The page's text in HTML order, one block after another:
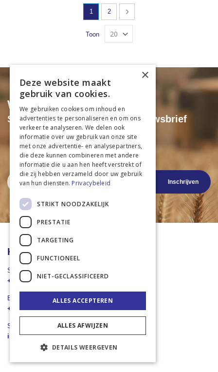
Pagina
U lees momenteel pagina
1 Pagina
2 Pagina
Volgende
Toon
Wil je niets missen?
Schrijf je dan in voor onze nieuwsbrief
Exclusieve acties & kortingen
Als eerste op de hoogte van aanbiedingen
Nieuwste productinformatie
Abonneer
u
op
onze
nieuwsbrief
Inschrijven
Klantenservice
Stuur een Whatsapp
+31 43 455 2665
Bel ons direct
+31 43 455 2665
Stuur een e-mail
info@landbouwwinkel.nl
×
Deze website maakt
gebruik van cookies.
We gebruiken cookies om inhoud en
advertenties te personaliseren en om ons
verkeer te analyseren. We delen ook
informatie over uw gebruik van onze site
met onze advertentie- en analysepartners,
die deze kunnen combineren met andere
informatie die u aan hen heeft verstrekt of
die zij hebben verzameld door uw gebruik
van hun diensten. Privacybeleid
STRIKT NOODZAKELIJK
PRESTATIE
TARGETING
FUNCTIONEEL
NIET-GECLASSIFICEERD
ALLES ACCEPTEREN
ALLES AFWIJZEN
DETAILS WEERGEVEN